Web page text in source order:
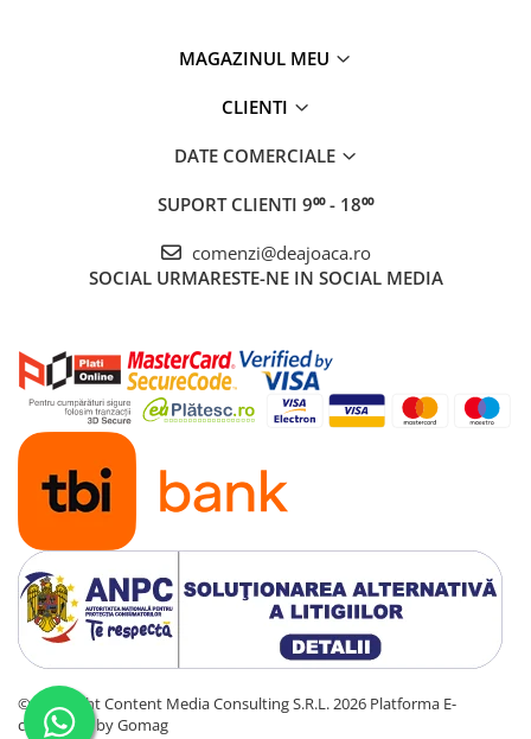
MAGAZINUL MEU
CLIENTI
DATE COMERCIALE
SUPORT CLIENTI 9⁰⁰ - 18⁰⁰
comenzi@deajoaca.ro
SOCIAL URMARESTE-NE IN SOCIAL MEDIA
©Copyright Content Media Consulting S.R.L. 2026 Platforma E-
commerce by Gomag